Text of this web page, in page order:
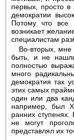
первых, просто
демократии
Потому что все
возникает
специалистам
Во-вторых, мне
быть, и не
полностью
много
демократия так
этих самых
один или два
например, был
ранних
не могут
представлял их